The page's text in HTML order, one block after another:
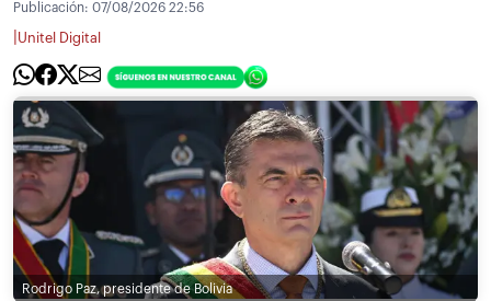
Publicación: 07/08/2026 22:56
Unitel Digital
Rodrigo Paz, presidente de Bolivia